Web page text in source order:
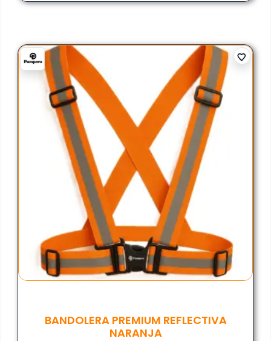
BANDOLERA PREMIUM REFLECTIVA
NARANJA